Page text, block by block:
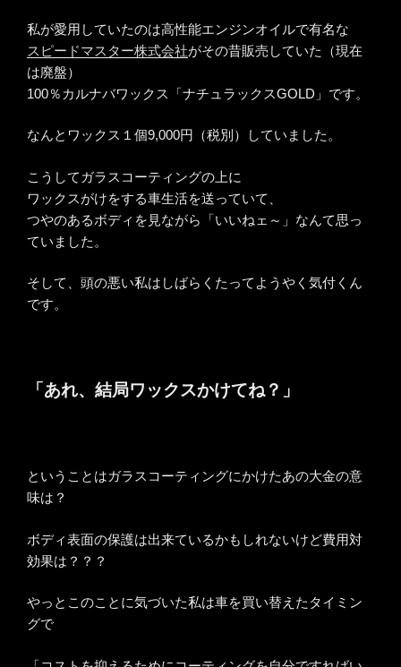
私が愛用していたのは高性能エンジンオイルで有名な
スピードマスター株式会社がその昔販売していた（現在
は廃盤）
100％カルナバワックス「ナチュラックスGOLD」です。
なんとワックス１個9,000円（税別）していました。
こうしてガラスコーティングの上に
ワックスがけをする車生活を送っていて、
つやのあるボディを見ながら「いいねェ～」なんて思っ
ていました。
そして、頭の悪い私はしばらくたってようやく気付くん
です。
「あれ、結局ワックスかけてね？」
ということはガラスコーティングにかけたあの大金の意
味は？
ボディ表面の保護は出来ているかもしれないけど費用対
効果は？？？
やっとこのことに気づいた私は車を買い替えたタイミン
グで